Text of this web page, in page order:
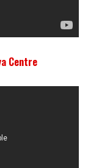
Centre